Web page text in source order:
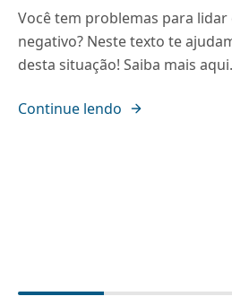
Você tem problemas para lidar
negativo? Neste texto te
desta situação! Saiba mais aqui.
Continue lendo